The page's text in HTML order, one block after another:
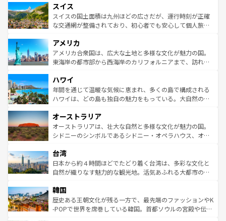
れる地方に足を運ぶとそれぞれで全く異なる文化を体験で
きるだろう。 なお、新着のフランス情報はコンテンツ一覧
を参照してほしい。
は、お酒好きな人にはぜひ体験してほしい。 なお、新着の
ドイツ情報はコンテンツ一覧を参照してほしい。
リアごとに異なる魅力がある。また、優雅なアフタヌーン
ティー、ビール好きにはたまらない英国パブ、サッカー観
戦など、本場だからこそできる体験も豊富。イギリスを旅
ンツ一覧を参照してほしい。
スイス
スイスの国土面積は九州ほどの広さだが、運行時刻が正確
な交通網が整備されており、初心者でも安心して個人旅行
の建物がそのまま残る町や、スイスならではのユニークな
博物館もあり、アルプス観光だけでなく町歩きも満喫する
ことができる。国民の所得が高いため物価も高いが、旅行
ば市内交通費無料で観光を楽しむこともできる。 なお、新
着のスイス情報はコンテンツ一覧 を参照してほしい。
アメリカ
アメリカ合衆国は、広大な土地と多様な文化が魅力の国。
東海岸の都市部から西海岸のカリフォルニアまで、訪れる
のような巨大都市は、観光、ショッピング、エンターテイ
ンメントが詰まった刺激的なスポットだ。一方、アメリカ
西部には大自然が広がり、グランドキャニオンやイエロー
部のニューオーリンズでは、音楽と美食が融合した独特の
文化が魅力。旅行者はアメリカの各地域で異なる魅力を楽
しみながら、その多様性と豊かな歴史を感じることができ
ならではの贅沢な旅のスタイルだ。 なお、新着のアメリカ
情報はコンテンツ一覧を参照してほしい。
ハワイ
年間を通じて温暖な気候に恵まれ、多くの島で構成される
ハワイは、どの島も独自の魅力をもっている。大自然の神
ワイ島は見逃せない。また、定番の観光地といえばオアフ
島だが、静かな自然を求めるならマウイ島やカウアイ島が
おすすめ。エメラルドグリーンに輝く海をはじめ、豊かな
れるおもてなしの心で訪れる人々を迎えてくれるハワイの
人々、おいしいローカルフードやハワイアンミュージッ
ク、伝統的なフラダンスなど、すべてがハワイの魅力を彩
ワイを、存分に味わってほしい。 なお、新着のハワイ情報
はコンテンツ一覧を参照してほしい。
オーストラリア
オーストラリアは、壮大な自然と多様な文化が魅力の国。
シドニーのシンボルであるシドニー・オペラハウス、オー
リアリーフや大陸中央部にそびえるウルル（エアーズロッ
ク）、タスマニアの美しい原生林やケアンズの熱帯雨林な
ど、見どころがたくさん。また、カフェやワイン、オージ
いる。アクティビティも充実しており、サーフィンやダイ
ビング、ハイキングなど、アウトドア好きにはたまらな
い。オーストラリアの多彩な魅力を存分に味わいつくそ
台湾
日本から約４時間ほどでたどり着く台湾は、多彩な文化と
自然が織りなす魅力的な観光地。活気あふれる大都市の台
ン）、静ひつな山岳地帯である台湾東部など、都市の喧騒
と山間の静けさが共存しており、訪れる人に新しい発見と
驚きをもたらしてくれる。また、奥深い台湾の食文化も魅
韓国
歴史ある王朝文化が残る一方で、最先端のファッションやK
-POPで世界を席巻している韓国。首都ソウルの宮殿や伝統